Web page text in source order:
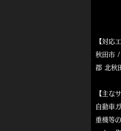
【対応
秋田市 /
郡 北秋
【主な
自動車
重機等